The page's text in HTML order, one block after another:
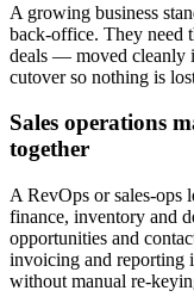
A growing business
back-office. They need
deals — moved cleanly
cutover so nothing is
Sales operations
together
A RevOps or sales-
finance, inventory and
opportunities and
invoicing and reporting
without manual re-